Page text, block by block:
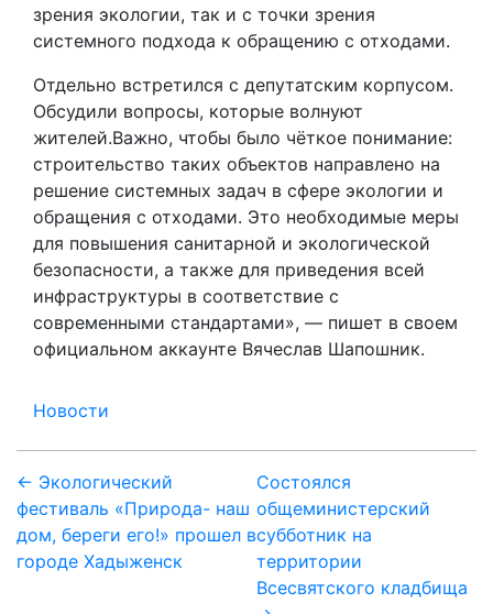
зрения экологии, так и с точки зрения
системного подхода к обращению с отходами.
Отдельно встретился с депутатским корпусом.
Обсудили вопросы, которые волнуют
жителей.Важно, чтобы было чёткое понимание:
строительство таких объектов направлено на
решение системных задач в сфере экологии и
обращения с отходами. Это необходимые меры
для повышения санитарной и экологической
безопасности, а также для приведения всей
инфраструктуры в соответствие с
современными стандартами», — пишет в своем
официальном аккаунте Вячеслав Шапошник.
Новости
Навигация
по
записям
← Экологический
фестиваль «Природа- наш
дом, береги его!» прошел в
городе Хадыженск
Состоялся
общеминистерский
субботник на
территории
Всесвятского кладбища